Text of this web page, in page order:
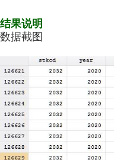
结果说明
数据截图